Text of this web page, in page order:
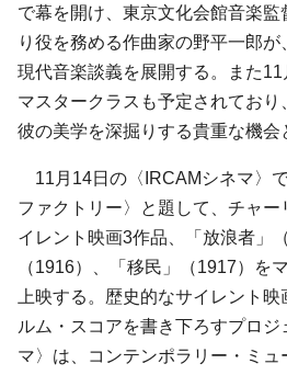
で幕を開け、東京文化会館音楽
り役を務める作曲家の野平一郎
現代音楽談義を展開する。また
マスタークラスも予定されてお
彼の美学を深掘りする貴重な機会
11月14日の〈IRCAMシネマ〉
ファクトリー〉と題して、チャ
イレント映画3作品、「放浪者」
（1916）、「移民」（1917）を
上映する。歴史的なサイレント
ルム・スコアを書き下ろすプロ
マ〉は、コンテンポラリー・ミ